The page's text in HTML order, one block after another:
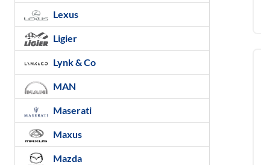
Lexus
Ligier
Lynk & Co
MAN
Maserati
Maxus
Mazda